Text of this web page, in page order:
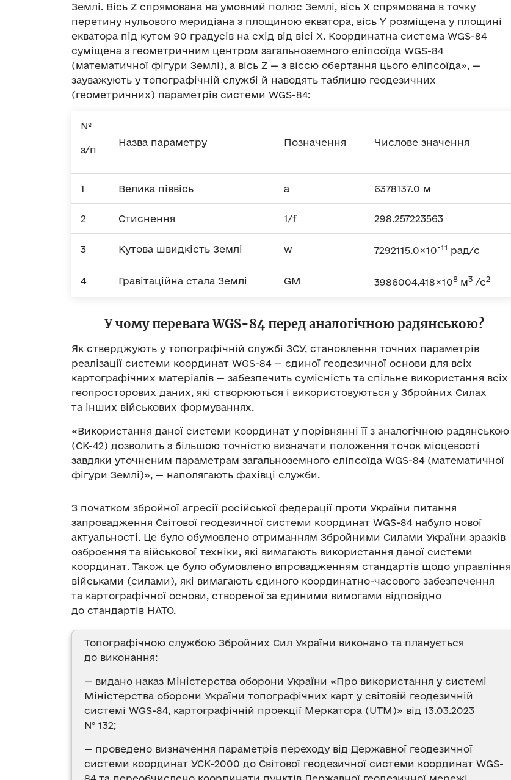
Землі. Вісь Z спрямована на умовний полюс Землі, вісь X спрямована в точку
перетину нульового меридіана з площиною екватора, вісь Y розміщена у площині
екватора під кутом 90 градусів на схід від вісі X. Координатна система WGS-84
суміщена з геометричним центром загальноземного еліпсоїда WGS-84
(математичної фігури Землі), а вісь Z — з віссю обертання цього еліпсоїда», —
зауважують у топографічній службі й наводять таблицю геодезичних
(геометричних) параметрів системи WGS-84:
№
з/п
Назва параметру Позначення Числове значення
1 Велика піввісь a 6378137.0 м
2 Стиснення 1/f 298.257223563
3 Кутова швидкість Землі w 7292115.0×10-11 рад/с
4 Гравітаційна стала Землі GM 3986004.418×108 м3 /с2
У чому перевага WGS-84 перед аналогічною радянською?
Як стверджують у топографічній службі ЗСУ, становлення точних параметрів
реалізації системи координат WGS-84 — єдиної геодезичної основи для всіх
картографічних матеріалів — забезпечить сумісність та спільне використання всіх
геопросторових даних, які створюються і використовуються у Збройних Силах
та інших військових формуваннях.
«Використання даної системи координат у порівнянні її з аналогічною радянською
(СК-42) дозволить з більшою точністю визначати положення точок місцевості
завдяки уточненим параметрам загальноземного еліпсоїда WGS-84 (математичної
фігури Землі)», — наполягають фахівці служби.
З початком збройної агресії російської федерації проти України питання
запровадження Світової геодезичної системи координат WGS-84 набуло нової
актуальності. Це було обумовлено отриманням Збройними Силами України зразків
озброєння та військової техніки, які вимагають використання даної системи
координат. Також це було обумовлено впровадженням стандартів щодо управління
військами (силами), які вимагають єдиного координатно-часового забезпечення
та картографічної основи, створеної за єдиними вимогами відповідно
до стандартів НАТО.
Топографічною службою Збройних Сил України виконано та планується
до виконання:
— видано наказ Міністерства оборони України «Про використання у системі
Міністерства оборони України топографічних карт у світовій геодезичній
системі WGS-84, картографічній проекції Меркатора (UTM)» від 13.03.2023
№ 132;
— проведено визначення параметрів переходу від Державної геодезичної
системи координат УСК-2000 до Світової геодезичної системи координат WGS-